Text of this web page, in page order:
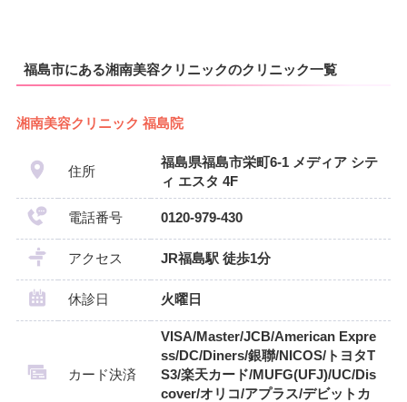
福島市にある湘南美容クリニックのクリニック一覧
湘南美容クリニック 福島院
住所
福島県福島市栄町6-1 メディア シテ
ィ エスタ 4F
電話番号 0120-979-430
アクセス JR福島駅 徒歩1分
休診日 火曜日
カード決済
VISA/Master/JCB/American Expre
ss/DC/Diners/銀聯/NICOS/トヨタT
S3/楽天カード/MUFG(UFJ)/UC/Dis
cover/オリコ/アプラス/デビットカ